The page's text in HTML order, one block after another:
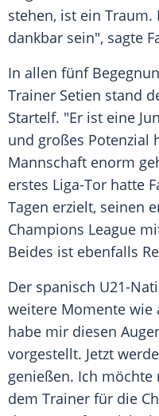
stehen, ist ein
dankbar sein", sagte
In allen fünf
Trainer Setien stand
Startelf. "Er ist eine
und großes Potenzial
Mannschaft enorm
erstes Liga-Tor hatte
Tagen erzielt, seinen
Champions League
Beides ist ebenfalls
Der spanisch U21-
weitere Momente wie
habe mir diesen
vorgestellt. Jetzt
genießen. Ich
dem Trainer für die